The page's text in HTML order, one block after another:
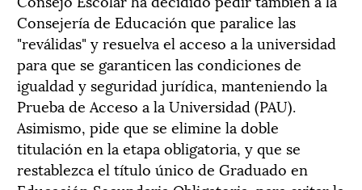
Consejería de Educación que paralice las
"reválidas" y resuelva el acceso a la universidad
para que se garanticen las condiciones de
igualdad y seguridad jurídica, manteniendo la
Prueba de Acceso a la Universidad (PAU).
Asimismo, pide que se elimine la doble
titulación en la etapa obligatoria, y que se
restablezca el título único de Graduado en